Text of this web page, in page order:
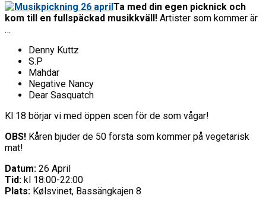
Ta med din egen picknick och
kom till en fullspäckad musikkväll! Artister som kommer är
…
Denny Kuttz
S.P
Mahdar
Negative Nancy
Dear Sasquatch
Kl 18 börjar vi med öppen scen för de som vågar!
OBS! Kåren bjuder de 50 första som kommer på vegetarisk
mat!
Datum: 26 April
Tid: kl 18:00-22:00
Plats: Kølsvinet, Bassängkajen 8